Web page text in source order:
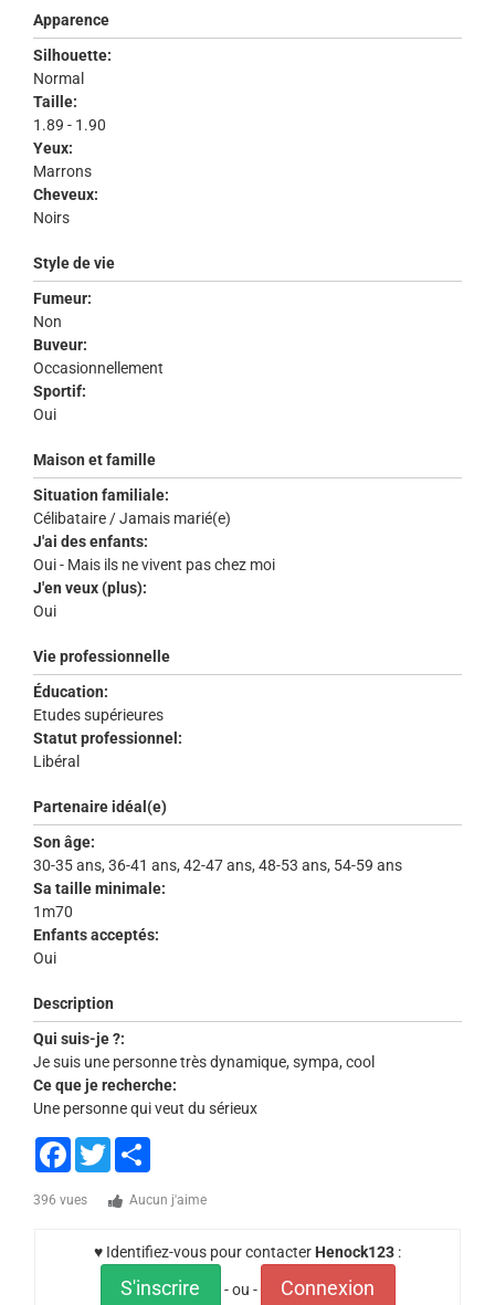
Apparence
Silhouette:
Normal
Taille:
1.89 - 1.90
Yeux:
Marrons
Cheveux:
Noirs
Style de vie
Fumeur:
Non
Buveur:
Occasionnellement
Sportif:
Oui
Maison et famille
Situation familiale:
Célibataire / Jamais marié(e)
J'ai des enfants:
Oui - Mais ils ne vivent pas chez moi
J'en veux (plus):
Oui
Vie professionnelle
Éducation:
Etudes supérieures
Statut professionnel:
Libéral
Partenaire idéal(e)
Son âge:
30-35 ans, 36-41 ans, 42-47 ans, 48-53 ans, 54-59 ans
Sa taille minimale:
1m70
Enfants acceptés:
Oui
Description
Qui suis-je ?:
Je suis une personne très dynamique, sympa, cool
Ce que je recherche:
Une personne qui veut du sérieux
Facebook
Twitter
396 vues Aucun j'aime
♥ Identifiez-vous pour contacter Henock123 :
S'inscrire - ou - Connexion